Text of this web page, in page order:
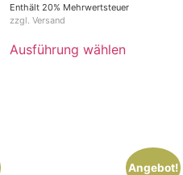
Enthält 20% Mehrwertsteuer
zzgl. Versand
Ausführung wählen
Angebot!